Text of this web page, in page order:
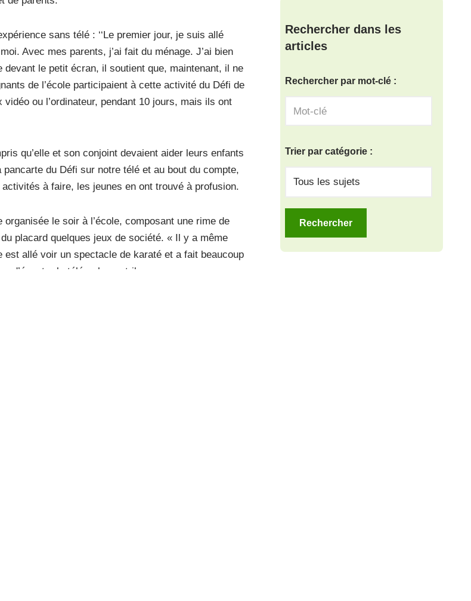
sans télé : ‘‘Le premier jour, je suis allé
Avec mes parents, j’ai fait du ménage. J’ai bien
devant le petit écran, il soutient que, maintenant, il ne
de l’école participaient à cette activité du Défi de
ou l’ordinateur, pendant 10 jours, mais ils ont
qu’elle et son conjoint devaient aider leurs enfants
du Défi sur notre télé et au bout du compte,
à faire, les jeunes en ont trouvé à profusion.
le soir à l’école, composant une rime de
placard quelques jeux de société. « Il y a même
allé voir un spectacle de karaté et a fait beaucoup
d’écouter la télé », lance-t-il.
Rechercher dans les
articles
Rechercher par mot-clé :
Trier par catégorie :